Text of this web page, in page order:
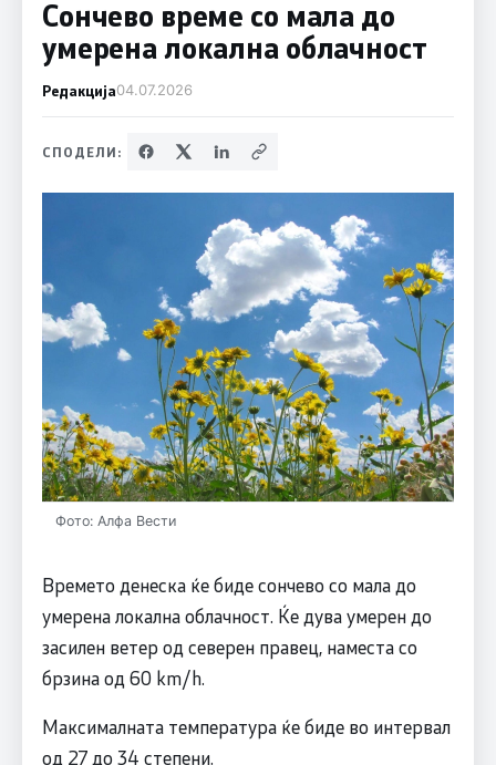
Сончево време со мала до
умерена локална облачност
Редакција04.07.2026
СПОДЕЛИ:
Фото: Алфа Вести
Времето денеска ќе биде сончево со мала до
умерена локална облачност. Ќе дува умерен до
засилен ветер од северен правец, наместа со
брзина од 60 km/h.
Максималната температура ќе биде во интервал
од 27 до 34 степени.